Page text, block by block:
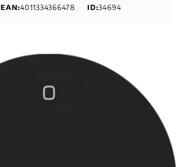
EAN:4011334366478 ID:34694